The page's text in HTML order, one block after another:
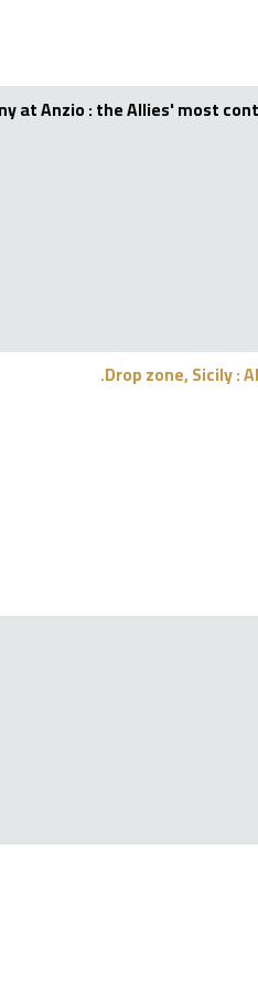
at Anzio : the Allies' most
Drop zone, Sicily :